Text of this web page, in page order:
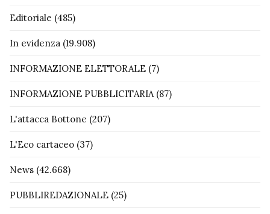
Editoriale (485)
In evidenza (19.908)
INFORMAZIONE ELETTORALE (7)
INFORMAZIONE PUBBLICITARIA(87)
L'attacca Bottone (207)
L'Eco cartaceo (37)
News (42.668)
PUBBLIREDAZIONALE (25)